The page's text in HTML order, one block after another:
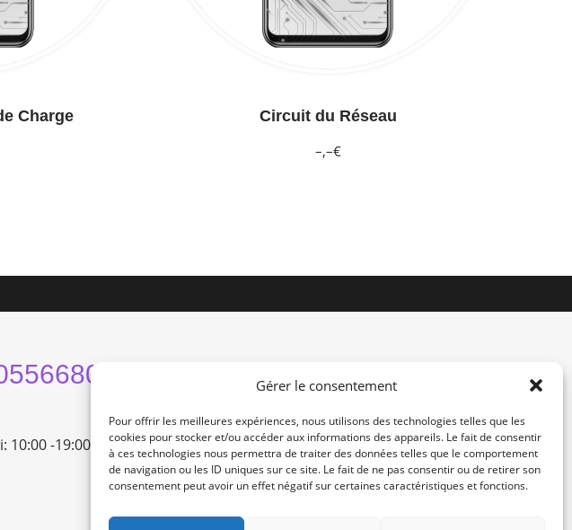
Gérer le consentement
Pour offrir les meilleures expériences, nous utilisons des technologies telles que les
cookies pour stocker et/ou accéder aux informations des appareils. Le fait de consentir
à ces technologies nous permettra de traiter des données telles que le comportement
de navigation ou les ID uniques sur ce site. Le fait de ne pas consentir ou de retirer son
consentement peut avoir un effet négatif sur certaines caractéristiques et fonctions.
Charge
Circuit du Réseau
–,–€
10:00 -19:00 Non
contact@re-konekt.fr
/
/